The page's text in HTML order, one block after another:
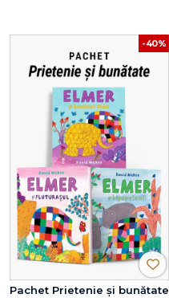
-40%
Pachet Prietenie și bunătate